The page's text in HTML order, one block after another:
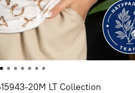
20М LT Collection